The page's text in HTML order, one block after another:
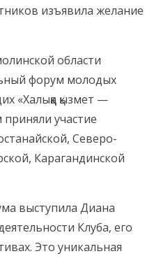
изъявила желание
области
форум молодых
«Халыққа қызмет —
участие
Северо-
Карагандинской
выступила Диана
Клуба, его
Это уникальная